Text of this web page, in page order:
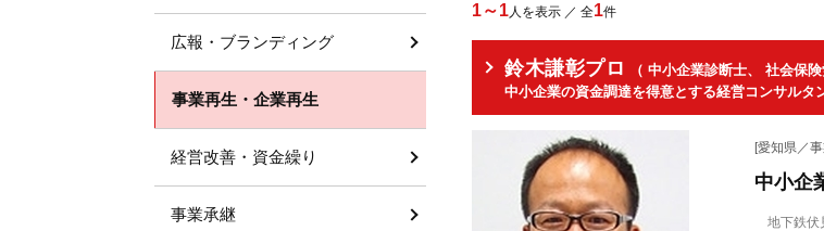
1～1人を表示 ／ 全1件
鈴木謙彰プロ
（ 中小企業診断士、 社会保険
中小企業の資金調達を得意とする経営コンサルタ
[愛知県／
中小企
地下鉄伏
広報・ブランディング
事業再生・企業再生
経営改善・資金繰り
事業承継